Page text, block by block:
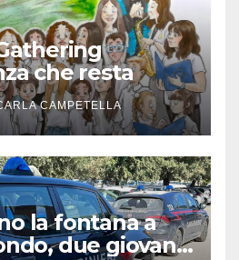
che resta
CAMPETELLA
la fontana a
due giovani